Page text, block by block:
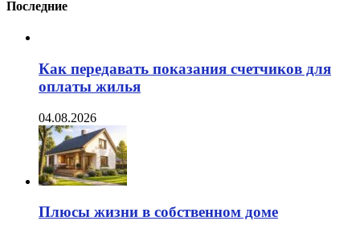
Последние
Как передавать показания счетчиков для
оплаты жилья
04.08.2026
Плюсы жизни в собственном доме